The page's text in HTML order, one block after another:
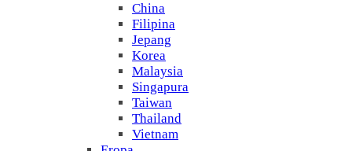
China
Filipina
Jepang
Korea
Malaysia
Singapura
Taiwan
Thailand
Vietnam